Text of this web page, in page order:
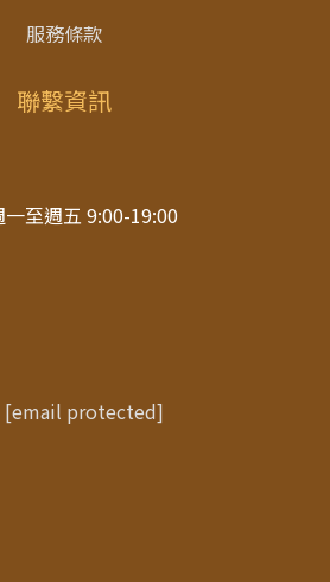
服務條款
聯繫資訊
一至週五 9:00-19:00
[email protected]